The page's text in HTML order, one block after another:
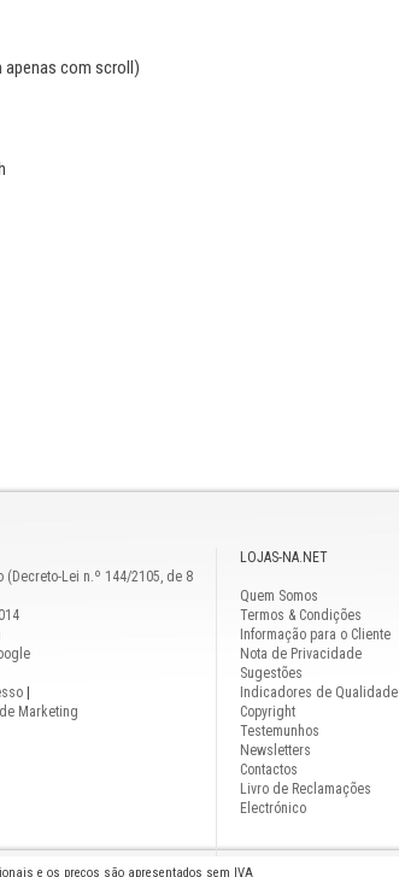
apenas com scroll)
(Decreto-Lei n.º 144/2105, de 8
Marketing
LOJAS-NA.NET
Quem Somos
Termos & Condições
Informação para o Cliente
Nota de Privacidade
Sugestões
Indicadores de Qualidade
Copyright
Testemunhos
Newsletters
Contactos
Livro de Reclamações
Electrónico
e os preços são apresentados sem IVA